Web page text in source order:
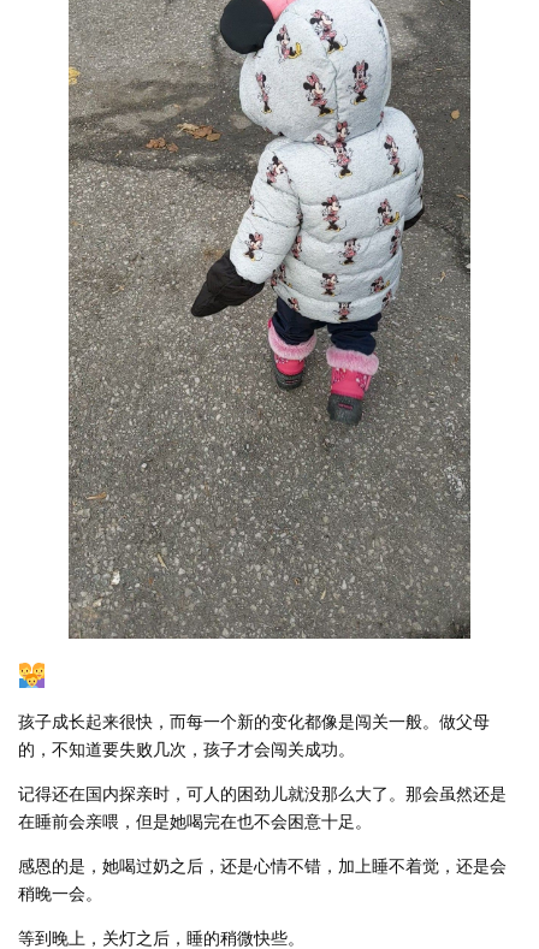
孩子成长起来很快，而每一个新的变化都像是闯关一般。做父母
的，不知道要失败几次，孩子才会闯关成功。
记得还在国内探亲时，可人的困劲儿就没那么大了。那会虽然还是
在睡前会亲喂，但是她喝完在也不会困意十足。
感恩的是，她喝过奶之后，还是心情不错，加上睡不着觉，还是会
稍晚一会。
等到晚上，关灯之后，睡的稍微快些。